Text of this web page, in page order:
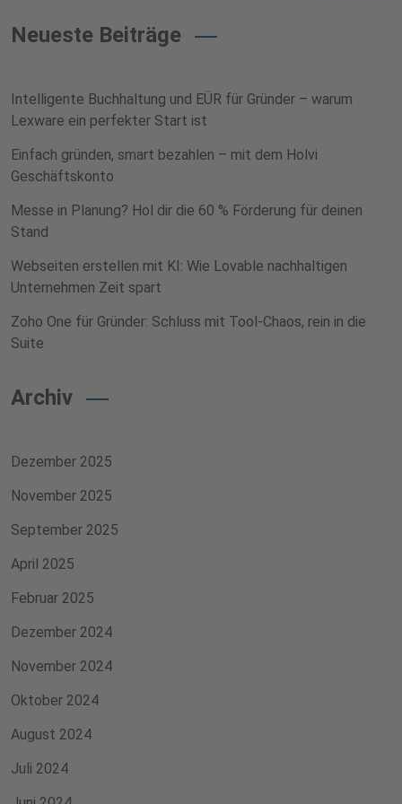
Neueste Beiträge
Intelligente Buchhaltung und EÜR für Gründer – warum
Lexware ein perfekter Start ist
Einfach gründen, smart bezahlen – mit dem Holvi
Geschäftskonto
Messe in Planung? Hol dir die 60 % Förderung für deinen
Stand
Webseiten erstellen mit KI: Wie Lovable nachhaltigen
Unternehmen Zeit spart
Zoho One für Gründer: Schluss mit Tool-Chaos, rein in die
Suite
Archiv
Dezember 2025
November 2025
September 2025
April 2025
Februar 2025
Dezember 2024
November 2024
Oktober 2024
August 2024
Juli 2024